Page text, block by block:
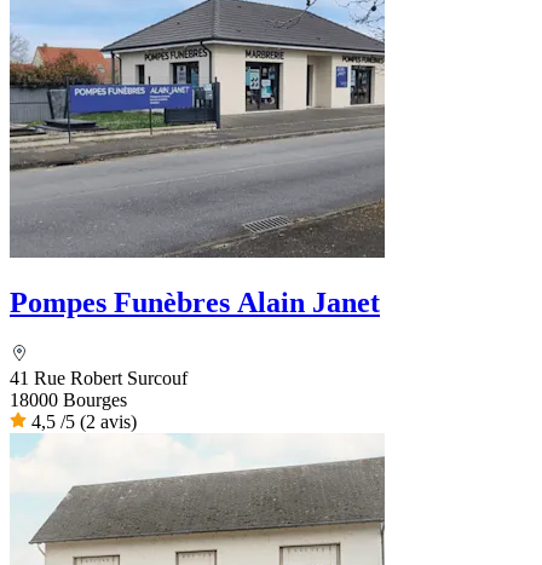
Pompes Funèbres Alain Janet
41 Rue Robert Surcouf
18000 Bourges
4,5 /5 (2 avis)